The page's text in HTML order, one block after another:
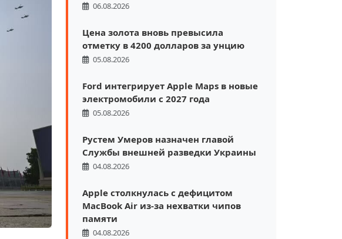
06.08.2026
Цена золота вновь превысила
отметку в 4200 долларов за унцию
05.08.2026
Ford интегрирует Apple Maps в новые
электромобили с 2027 года
05.08.2026
Рустем Умеров назначен главой
Службы внешней разведки Украины
04.08.2026
Apple столкнулась с дефицитом
MacBook Air из-за нехватки чипов
памяти
04.08.2026